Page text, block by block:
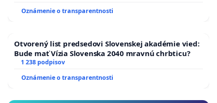
Oznámenie o transparentnosti
Otvorený list predsedovi Slovenskej akadémie vied:
Bude mať Vízia Slovenska 2040 mravnú chrbticu?
1 238 podpisov
Oznámenie o transparentnosti